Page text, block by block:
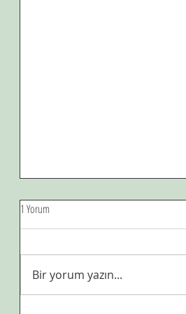
Sahte anılar,hayal kişilikler...
1 Yorum
Bir yorum yazın...